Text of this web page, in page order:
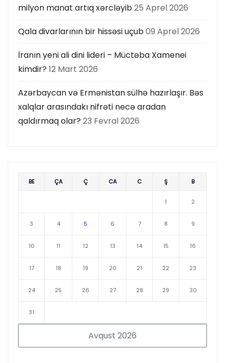
milyon manat artıq xərcləyib25 Aprel 2026
Qala divarlarının bir hissəsi uçub09 Aprel 2026
İranın yeni ali dini lideri – Müctəba Xamenei
kimdir? 12 Mart 2026
Azərbaycan və Ermənistan sülhə hazırlaşır. Bəs
xalqlar arasındakı nifrəti necə aradan
qaldırmaq olar? 23 Fevral 2026
Avqust 2026
BE ÇA Ç CA C Ş B
1 2
3 4 5 6 7 8 9
10 11 12 13 14 15 16
17 18 19 20 21 22 23
24 25 26 27 28 29 30
31